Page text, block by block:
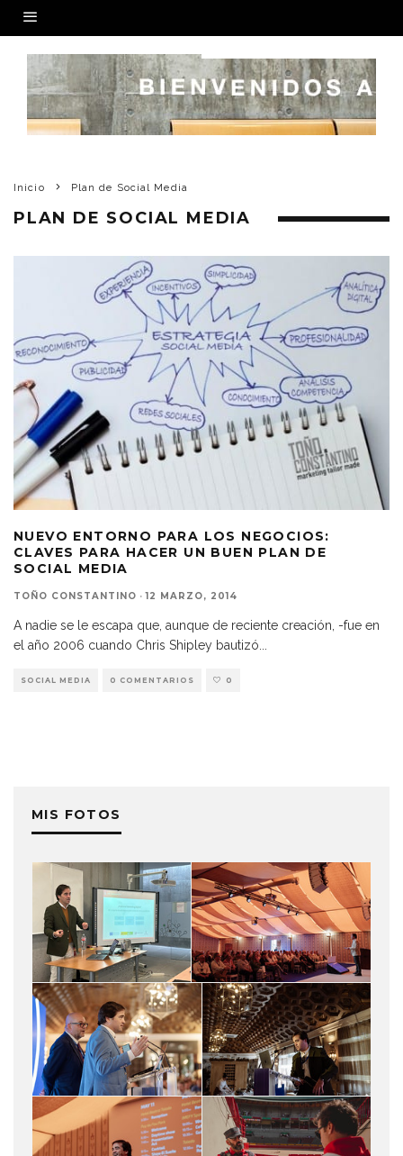
Inicio Plan de Social Media
PLAN DE SOCIAL MEDIA
NUEVO ENTORNO PARA LOS NEGOCIOS:
CLAVES PARA HACER UN BUEN PLAN DE
SOCIAL MEDIA
TOÑO CONSTANTINO · 12 MARZO, 2014
A nadie se le escapa que, aunque de reciente creación, -fue en
el año 2006 cuando Chris Shipley bautizó...
SOCIAL MEDIA 0 COMENTARIOS 0
MIS FOTOS